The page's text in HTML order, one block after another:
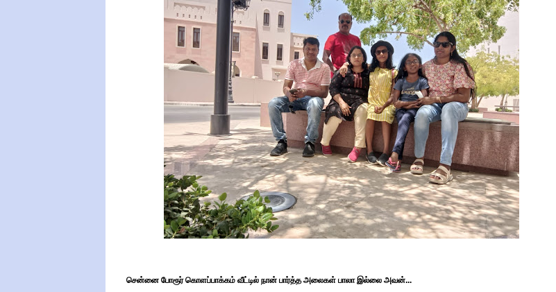
சென்னை போரூர் கொளப்பாக்கம் வீட்டில் நான் பார்த்த அலைகள் பாலா இல்லை அவன்...